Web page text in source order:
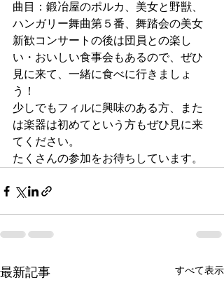
曲目：鍛冶屋のポルカ、美女と野獣、
ハンガリー舞曲第５番、舞踏会の美女
新歓コンサートの後は団員との楽し
い・おいしい食事会もあるので、ぜひ
見に来て、一緒に食べに行きましょ
う！
少しでもフィルに興味のある方、また
は楽器は初めてという方もぜひ見に来
てください。
たくさんの参加をお待ちしています。
最新記事 すべて表示